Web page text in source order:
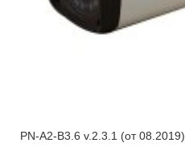
PN-A2-B3.6 v.2.3.1 (от 08.2019)